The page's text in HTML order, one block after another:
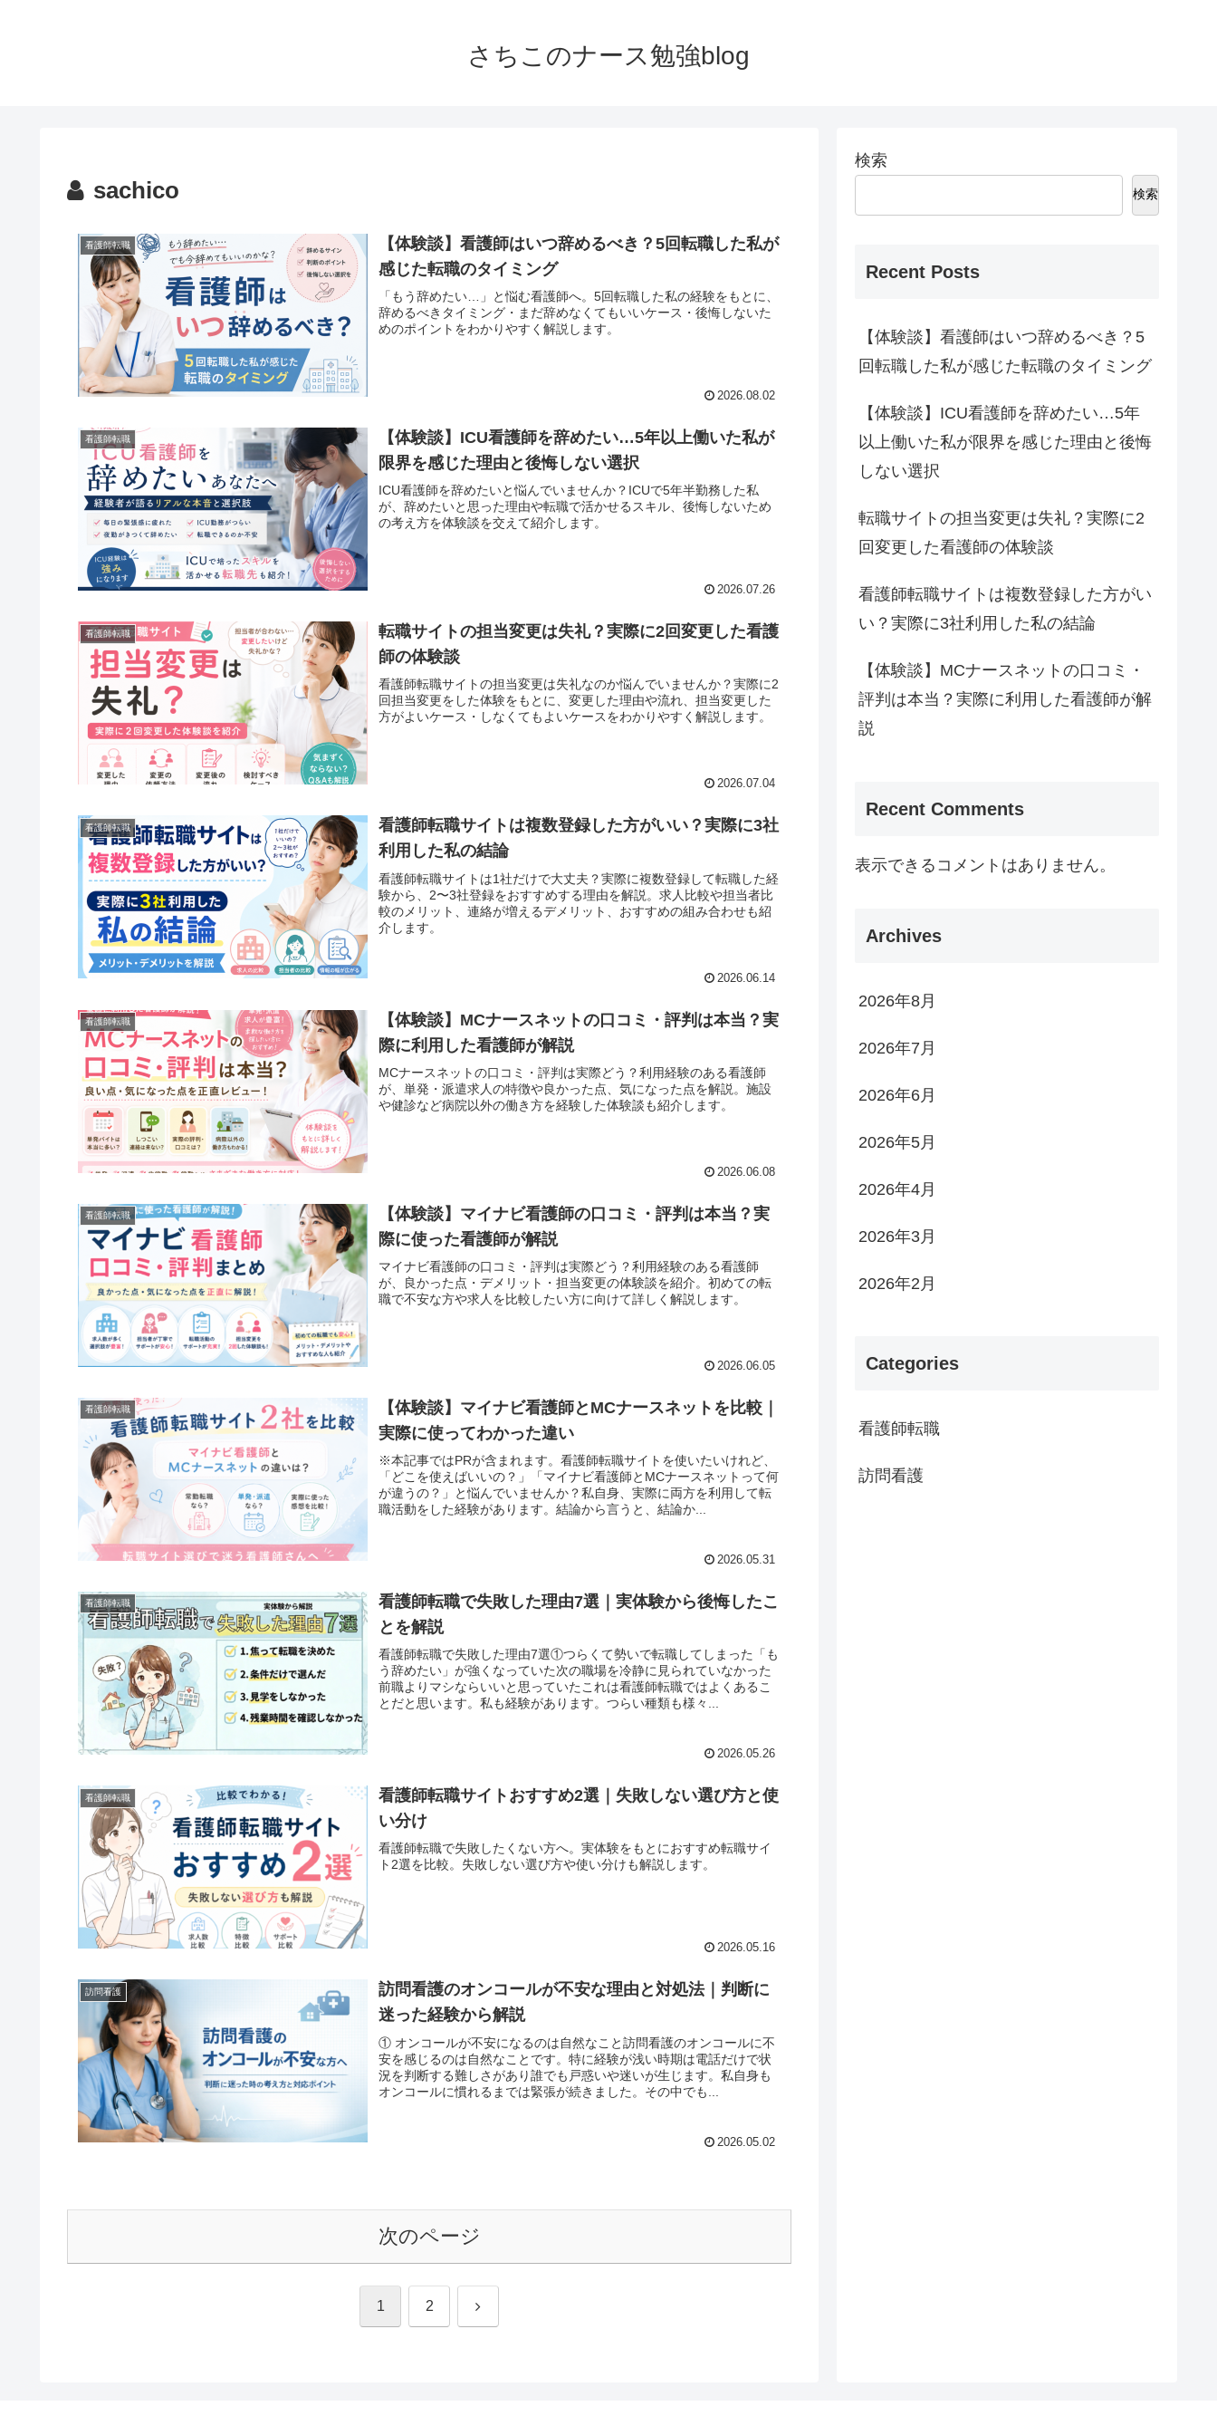
さちこのナース勉強blog
sachico
看護師転職
【体験談】看護師はいつ辞めるべき？5回転職した私が
感じた転職のタイミング
「もう辞めたい…」と悩む看護師へ。5回転職した私の経験をもとに、
辞めるべきタイミング・まだ辞めなくてもいいケース・後悔しないた
めのポイントをわかりやすく解説します。
2026.08.02
看護師転職
【体験談】ICU看護師を辞めたい…5年以上働いた私が
限界を感じた理由と後悔しない選択
ICU看護師を辞めたいと悩んでいませんか？ICUで5年半勤務した私
が、辞めたいと思った理由や転職で活かせるスキル、後悔しないため
の考え方を体験談を交えて紹介します。
2026.07.26
看護師転職
転職サイトの担当変更は失礼？実際に2回変更した看護
師の体験談
看護師転職サイトの担当変更は失礼なのか悩んでいませんか？実際に2
回担当変更をした体験をもとに、変更した理由や流れ、担当変更した
方がよいケース・しなくてもよいケースをわかりやすく解説します。
2026.07.04
看護師転職
看護師転職サイトは複数登録した方がいい？実際に3社
利用した私の結論
看護師転職サイトは1社だけで大丈夫？実際に複数登録して転職した経
験から、2〜3社登録をおすすめする理由を解説。求人比較や担当者比
較のメリット、連絡が増えるデメリット、おすすめの組み合わせも紹
介します。
2026.06.14
看護師転職
【体験談】MCナースネットの口コミ・評判は本当？実
際に利用した看護師が解説
MCナースネットの口コミ・評判は実際どう？利用経験のある看護師
が、単発・派遣求人の特徴や良かった点、気になった点を解説。施設
や健診など病院以外の働き方を経験した体験談も紹介します。
2026.06.08
看護師転職
【体験談】マイナビ看護師の口コミ・評判は本当？実
際に使った看護師が解説
マイナビ看護師の口コミ・評判は実際どう？利用経験のある看護師
が、良かった点・デメリット・担当変更の体験談を紹介。初めての転
職で不安な方や求人を比較したい方に向けて詳しく解説します。
2026.06.05
看護師転職
【体験談】マイナビ看護師とMCナースネットを比較｜
実際に使ってわかった違い
※本記事ではPRが含まれます。看護師転職サイトを使いたいけれど、
「どこを使えばいいの？」「マイナビ看護師とMCナースネットって何
が違うの？」と悩んでいませんか？私自身、実際に両方を利用して転
職活動をした経験があります。結論から言うと、結論か...
2026.05.31
看護師転職
看護師転職で失敗した理由7選｜実体験から後悔したこ
とを解説
看護師転職で失敗した理由7選①つらくて勢いで転職してしまった「も
う辞めたい」が強くなっていた次の職場を冷静に見られていなかった
前職よりマシならいいと思っていたこれは看護師転職ではよくあるこ
とだと思います。私も経験があります。つらい種類も様々...
2026.05.26
看護師転職
看護師転職サイトおすすめ2選｜失敗しない選び方と使
い分け
看護師転職で失敗したくない方へ。実体験をもとにおすすめ転職サイ
ト2選を比較。失敗しない選び方や使い分けも解説します。
2026.05.16
訪問看護
訪問看護のオンコールが不安な理由と対処法｜判断に
迷った経験から解説
① オンコールが不安になるのは自然なこと訪問看護のオンコールに不
安を感じるのは自然なことです。特に経験が浅い時期は電話だけで状
況を判断する難しさがあり誰でも戸惑いや迷いが生じます。私自身も
オンコールに慣れるまでは緊張が続きました。その中でも...
2026.05.02
次のページ
1 2 次
検索
検索
Recent Posts
【体験談】看護師はいつ辞めるべき？5
回転職した私が感じた転職のタイミング
【体験談】ICU看護師を辞めたい…5年
以上働いた私が限界を感じた理由と後悔
しない選択
転職サイトの担当変更は失礼？実際に2
回変更した看護師の体験談
看護師転職サイトは複数登録した方がい
い？実際に3社利用した私の結論
【体験談】MCナースネットの口コミ・
評判は本当？実際に利用した看護師が解
説
Recent Comments
表示できるコメントはありません。
Archives
2026年8月
2026年7月
2026年6月
2026年5月
2026年4月
2026年3月
2026年2月
Categories
看護師転職
訪問看護